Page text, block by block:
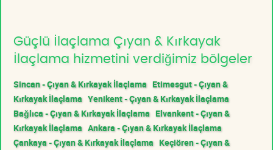
Güçlü İlaçlama Çıyan & Kırkayak
İlaçlama hizmetini verdiğimiz bölgeler
Sincan - Çıyan & Kırkayak İlaçlama Etimesgut - Çıyan &
Kırkayak İlaçlama Yenikent - Çıyan & Kırkayak İlaçlama
Bağlıca - Çıyan & Kırkayak İlaçlama Elvankent - Çıyan &
Kırkayak İlaçlama Ankara - Çıyan & Kırkayak İlaçlama
Çankaya - Çıyan & Kırkayak İlaçlama Keçiören - Çıyan &